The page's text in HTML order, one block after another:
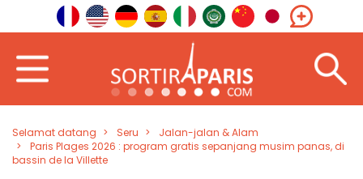
Selamat datang Seru
Jalan-jalan & Alam
Paris Plages 2026 : program gratis sepanjang musim panas, di
bassin de la Villette